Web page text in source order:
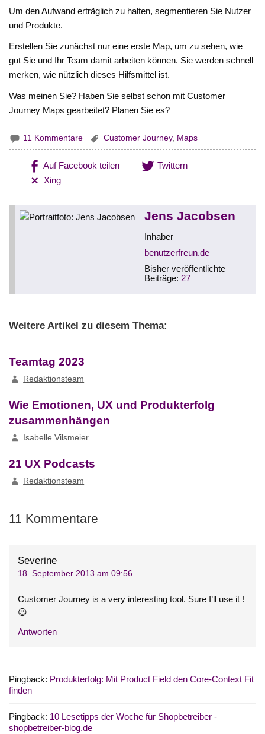
Um den Aufwand erträglich zu halten, segmentieren Sie Nutzer
und Produkte.
Erstellen Sie zunächst nur eine erste Map, um zu sehen, wie
gut Sie und Ihr Team damit arbeiten können. Sie werden schnell
merken, wie nützlich dieses Hilfsmittel ist.
Was meinen Sie? Haben Sie selbst schon mit Customer
Journey Maps gearbeitet? Planen Sie es?
11 Kommentare Customer Journey, Maps
Auf Facebook teilen
Twittern
Xing
Jens Jacobsen
Inhaber
benutzerfreun.de
Bisher veröffentlichte
Beiträge: 27
Weitere Artikel zu diesem Thema:
Teamtag 2023
Redaktionsteam
Wie Emotionen, UX und Produkterfolg
zusammenhängen
Isabelle Vilsmeier
21 UX Podcasts
Redaktionsteam
11 Kommentare
Severine
18. September 2013 am 09:56
Customer Journey is a very interesting tool. Sure I’ll use it !
😉
Antworten
Pingback: Produkterfolg: Mit Product Field den Core-Context Fit
finden
Pingback: 10 Lesetipps der Woche für Shopbetreiber -
shopbetreiber-blog.de